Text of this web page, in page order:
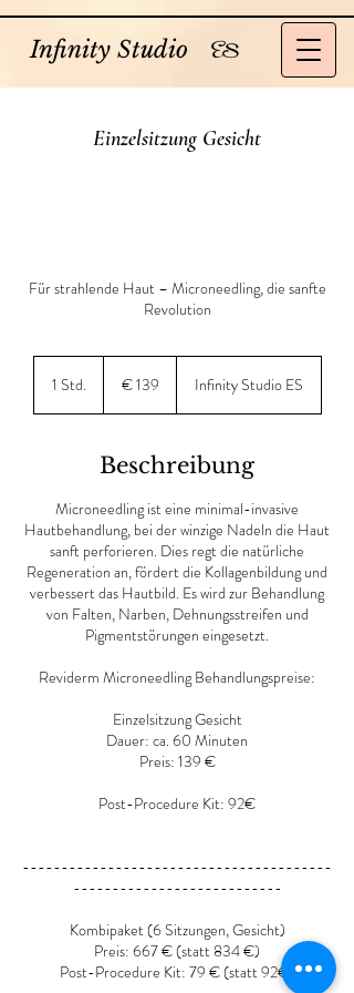
Infinity Studio ES
Einzelsitzung Gesicht
Für strahlende Haut – Microneedling, die sanfte
Revolution
1 Std. € 139 Infinity Studio ES
Beschreibung
Microneedling ist eine minimal-invasive
Hautbehandlung, bei der winzige Nadeln die Haut
sanft perforieren. Dies regt die natürliche
Regeneration an, fördert die Kollagenbildung und
verbessert das Hautbild. Es wird zur Behandlung
von Falten, Narben, Dehnungsstreifen und
Pigmentstörungen eingesetzt.
Reviderm Microneedling Behandlungspreise:
Einzelsitzung Gesicht
Dauer: ca. 60 Minuten
Preis: 139 €
Post-Procedure Kit: 92€
----------------------------------------
---------------------------
Kombipaket (6 Sitzungen, Gesicht)
Preis: 667 € (statt 834 €)
Post-Procedure Kit: 79 € (statt 92€)